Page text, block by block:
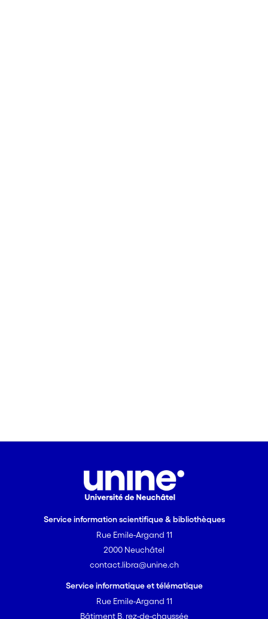
Service information scientifique & bibliothèques
Rue Emile-Argand 11
2000 Neuchâtel
contact.libra@unine.ch
Service informatique et télématique
Rue Emile-Argand 11
Bâtiment B, rez-de-chaussée